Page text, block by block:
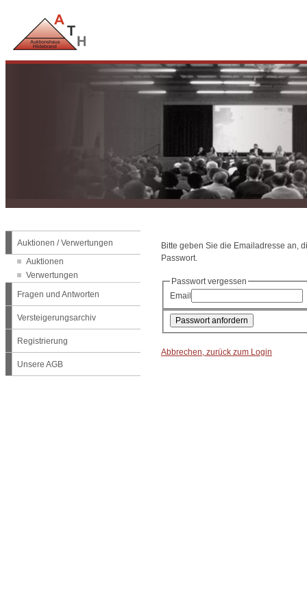
Bitte geben Sie die Emailadresse an,
Passwort.
Passwort vergessen
Email
Abbrechen, zurück zum Login
Auktionen / Verwertungen
Auktionen
Verwertungen
Fragen und Antworten
Versteigerungsarchiv
Registrierung
Unsere AGB